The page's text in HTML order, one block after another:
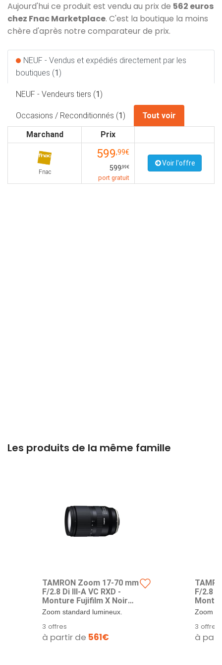
Aujourd'hui ce produit est vendu au prix de 562 euros
chez Fnac Marketplace. C'est la boutique la moins
chère d'après notre comparateur de prix.
NEUF - Vendus et expédiés directement par les
boutiques (1)
NEUF - Vendeurs tiers (1)
Occasions / Reconditionnés (1)
Tout voir
Marchand
Prix
Fnac
599,99€
599,99€
port gratuit
Voir l'offre
Les produits de la même famille
TAMRON Zoom 17-70 mm
F/2.8 Di III-A VC RXD -
Monture Fujifilm X Noir
B070X
Zoom standard lumineux.
Stabilisateur...
3 offres
à partir de 561€
F/2.8
B070X
Zoom
3 offres
à